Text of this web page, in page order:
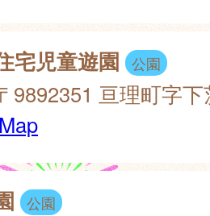
宅児童遊園 公園
9892351 亘理町字
Map
公園